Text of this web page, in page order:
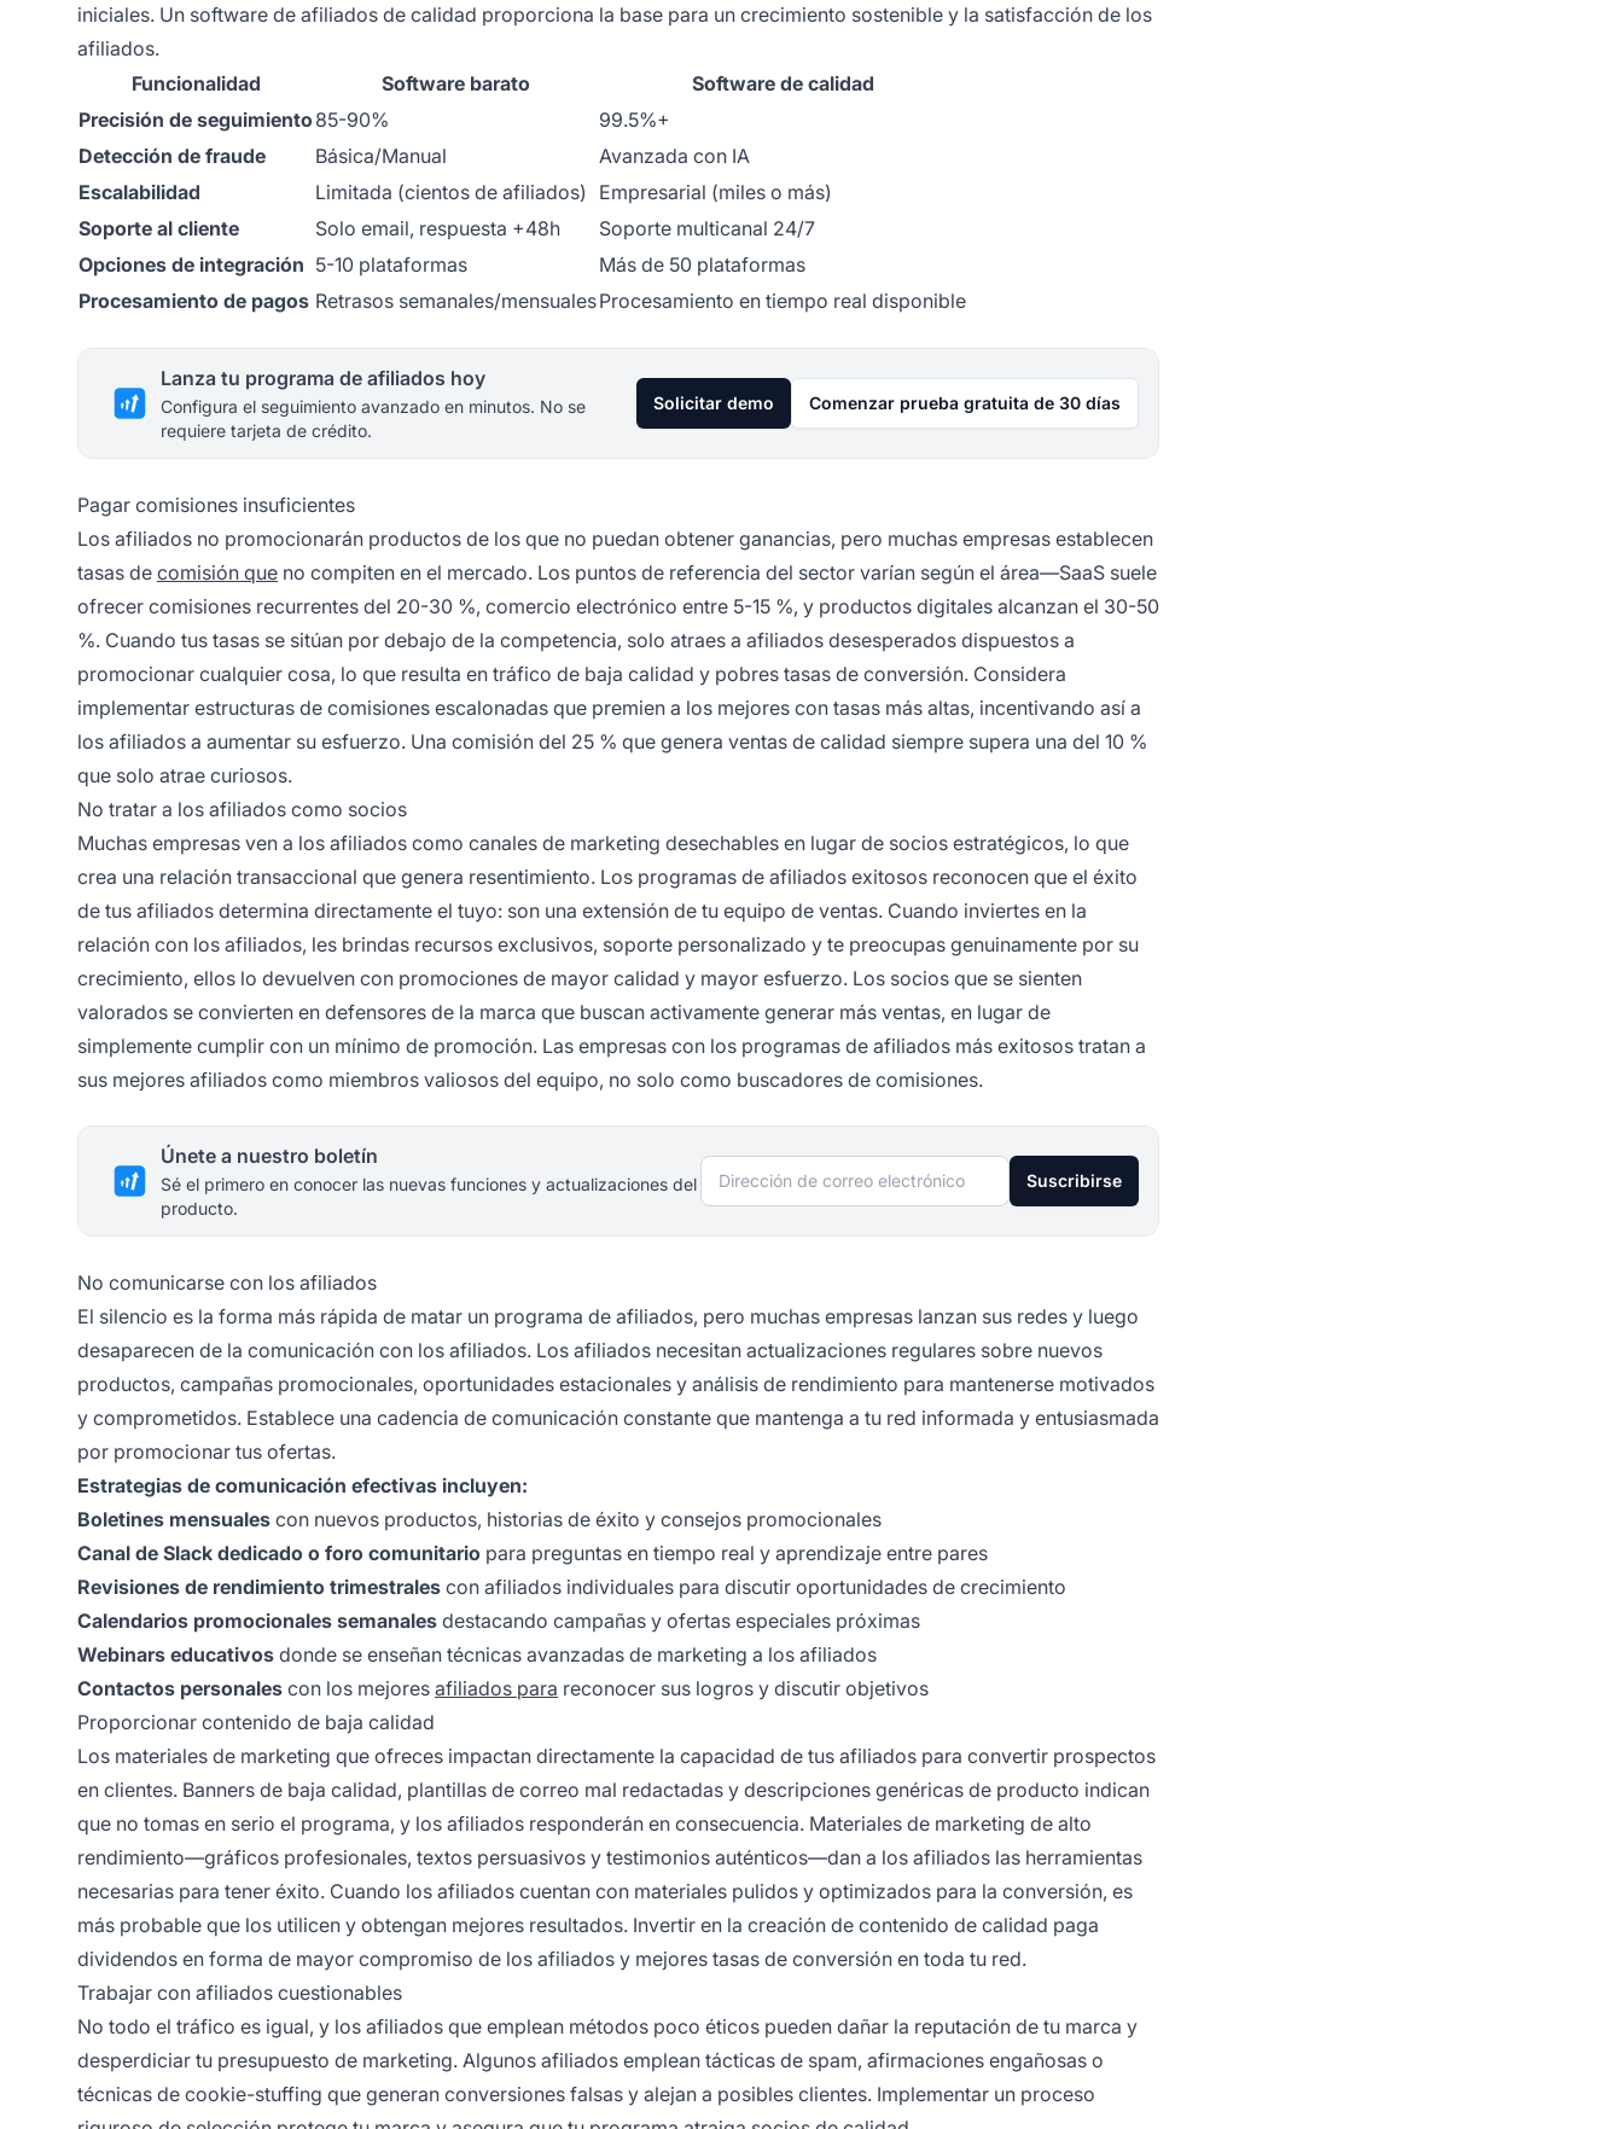
iniciales. Un software de afiliados de calidad proporciona la base para un crecimiento sostenible y la satisfacción de los
afiliados.
Funcionalidad
Software barato
Software de calidad
Precisión de seguimiento 85-90%
99.5%+
Detección de fraude
Básica/Manual
Avanzada con IA
Escalabilidad
Limitada (cientos de afiliados)
Empresarial (miles o más)
Soporte al cliente
Solo email, respuesta +48h
Soporte multicanal 24/7
Opciones de integración 5-10 plataformas
Más de 50 plataformas
Procesamiento de pagos Retrasos semanales/mensualesProcesamiento en tiempo real disponible
Lanza tu programa de afiliados hoy
Configura el seguimiento avanzado en minutos. No se
requiere tarjeta de crédito.
Solicitar demo Comenzar prueba gratuita de 30 días
Pagar comisiones insuficientes
Los afiliados no promocionarán productos de los que no puedan obtener ganancias, pero muchas empresas establecen
tasas de comisión que no compiten en el mercado. Los puntos de referencia del sector varían según el área—SaaS suele
ofrecer comisiones recurrentes del 20-30 %, comercio electrónico entre 5-15 %, y productos digitales alcanzan el 30-50
%. Cuando tus tasas se sitúan por debajo de la competencia, solo atraes a afiliados desesperados dispuestos a
promocionar cualquier cosa, lo que resulta en tráfico de baja calidad y pobres tasas de conversión. Considera
implementar estructuras de comisiones escalonadas que premien a los mejores con tasas más altas, incentivando así a
los afiliados a aumentar su esfuerzo. Una comisión del 25 % que genera ventas de calidad siempre supera una del 10 %
que solo atrae curiosos.
No tratar a los afiliados como socios
Muchas empresas ven a los afiliados como canales de marketing desechables en lugar de socios estratégicos, lo que
crea una relación transaccional que genera resentimiento. Los programas de afiliados exitosos reconocen que el éxito
de tus afiliados determina directamente el tuyo: son una extensión de tu equipo de ventas. Cuando inviertes en la
relación con los afiliados, les brindas recursos exclusivos, soporte personalizado y te preocupas genuinamente por su
crecimiento, ellos lo devuelven con promociones de mayor calidad y mayor esfuerzo. Los socios que se sienten
valorados se convierten en defensores de la marca que buscan activamente generar más ventas, en lugar de
simplemente cumplir con un mínimo de promoción. Las empresas con los programas de afiliados más exitosos tratan a
sus mejores afiliados como miembros valiosos del equipo, no solo como buscadores de comisiones.
Únete a nuestro boletín
Sé el primero en conocer las nuevas funciones y actualizaciones del
producto.
Dirección de correo electrónico Suscribirse
No comunicarse con los afiliados
El silencio es la forma más rápida de matar un programa de afiliados, pero muchas empresas lanzan sus redes y luego
desaparecen de la comunicación con los afiliados. Los afiliados necesitan actualizaciones regulares sobre nuevos
productos, campañas promocionales, oportunidades estacionales y análisis de rendimiento para mantenerse motivados
y comprometidos. Establece una cadencia de comunicación constante que mantenga a tu red informada y entusiasmada
por promocionar tus ofertas.
Estrategias de comunicación efectivas incluyen:
Boletines mensuales con nuevos productos, historias de éxito y consejos promocionales
Canal de Slack dedicado o foro comunitario para preguntas en tiempo real y aprendizaje entre pares
Revisiones de rendimiento trimestrales con afiliados individuales para discutir oportunidades de crecimiento
Calendarios promocionales semanales destacando campañas y ofertas especiales próximas
Webinars educativos donde se enseñan técnicas avanzadas de marketing a los afiliados
Contactos personales con los mejores afiliados para reconocer sus logros y discutir objetivos
Proporcionar contenido de baja calidad
Los materiales de marketing que ofreces impactan directamente la capacidad de tus afiliados para convertir prospectos
en clientes. Banners de baja calidad, plantillas de correo mal redactadas y descripciones genéricas de producto indican
que no tomas en serio el programa, y los afiliados responderán en consecuencia. Materiales de marketing de alto
rendimiento—gráficos profesionales, textos persuasivos y testimonios auténticos—dan a los afiliados las herramientas
necesarias para tener éxito. Cuando los afiliados cuentan con materiales pulidos y optimizados para la conversión, es
más probable que los utilicen y obtengan mejores resultados. Invertir en la creación de contenido de calidad paga
dividendos en forma de mayor compromiso de los afiliados y mejores tasas de conversión en toda tu red.
Trabajar con afiliados cuestionables
No todo el tráfico es igual, y los afiliados que emplean métodos poco éticos pueden dañar la reputación de tu marca y
desperdiciar tu presupuesto de marketing. Algunos afiliados emplean tácticas de spam, afirmaciones engañosas o
técnicas de cookie-stuffing que generan conversiones falsas y alejan a posibles clientes. Implementar un proceso